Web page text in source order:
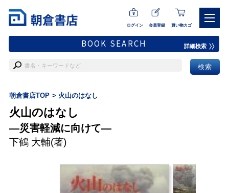
ログイン 会員登録 買い物カゴ
BOOK SEARCH 詳細検索
朝倉書店TOP 火山のはなし
火山のはなし
―災害軽減に向けて―
下鶴 大輔(著)